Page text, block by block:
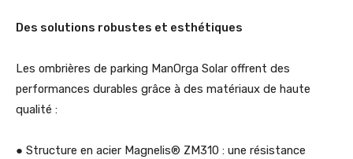
Des solutions robustes et esthétiques
Les ombrières de parking ManOrga Solar offrent des
performances durables grâce à des matériaux de haute
qualité :
● Structure en acier Magnelis® ZM310 : une résistance